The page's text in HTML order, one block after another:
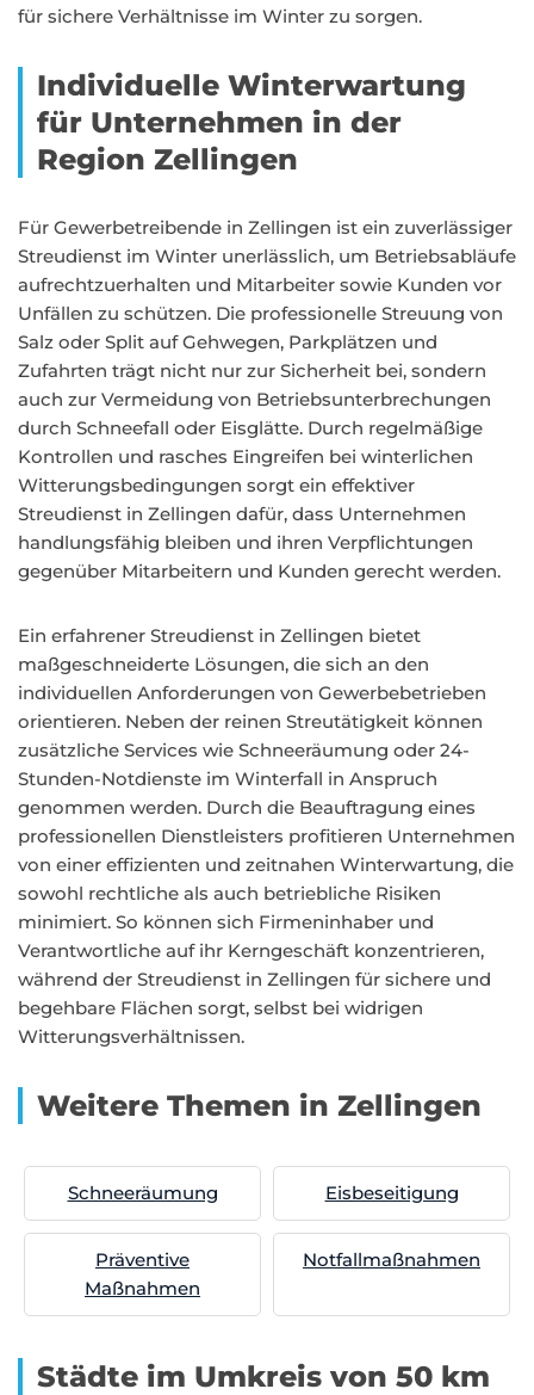
für sichere Verhältnisse im Winter zu sorgen.
Individuelle Winterwartung
für Unternehmen in der
Region Zellingen
Für Gewerbetreibende in Zellingen ist ein zuverlässiger
Streudienst im Winter unerlässlich, um Betriebsabläufe
aufrechtzuerhalten und Mitarbeiter sowie Kunden vor
Unfällen zu schützen. Die professionelle Streuung von
Salz oder Split auf Gehwegen, Parkplätzen und
Zufahrten trägt nicht nur zur Sicherheit bei, sondern
auch zur Vermeidung von Betriebsunterbrechungen
durch Schneefall oder Eisglätte. Durch regelmäßige
Kontrollen und rasches Eingreifen bei winterlichen
Witterungsbedingungen sorgt ein effektiver
Streudienst in Zellingen dafür, dass Unternehmen
handlungsfähig bleiben und ihren Verpflichtungen
gegenüber Mitarbeitern und Kunden gerecht werden.
Ein erfahrener Streudienst in Zellingen bietet
maßgeschneiderte Lösungen, die sich an den
individuellen Anforderungen von Gewerbebetrieben
orientieren. Neben der reinen Streutätigkeit können
zusätzliche Services wie Schneeräumung oder 24-
Stunden-Notdienste im Winterfall in Anspruch
genommen werden. Durch die Beauftragung eines
professionellen Dienstleisters profitieren Unternehmen
von einer effizienten und zeitnahen Winterwartung, die
sowohl rechtliche als auch betriebliche Risiken
minimiert. So können sich Firmeninhaber und
Verantwortliche auf ihr Kerngeschäft konzentrieren,
während der Streudienst in Zellingen für sichere und
begehbare Flächen sorgt, selbst bei widrigen
Witterungsverhältnissen.
Weitere Themen in Zellingen
Schneeräumung Eisbeseitigung
Präventive
Maßnahmen
Notfallmaßnahmen
Städte im Umkreis von 50 km